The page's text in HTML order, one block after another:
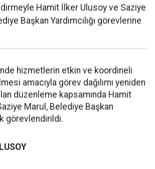
Hamit İlker Ulusoy ve Saziye
Başkan Yardımcılığı görevlerine
hizmetlerin etkin ve koordineli
amacıyla görev dağılımı yeniden
düzenleme kapsamında Hamit
Marul, Belediye Başkan
görevlendirildi.